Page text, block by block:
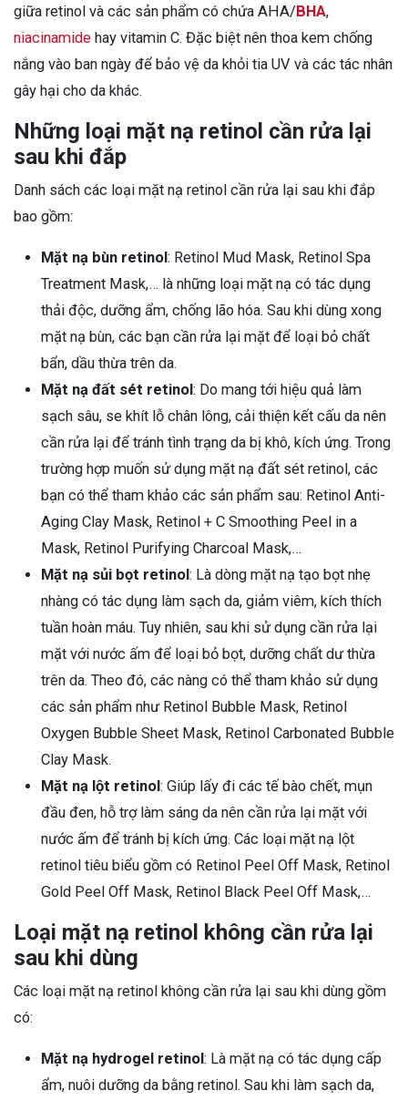
giữa retinol và các sản phẩm có chứa AHA/BHA,
niacinamide hay vitamin C. Đặc biệt nên thoa kem chống
nắng vào ban ngày để bảo vệ da khỏi tia UV và các tác nhân
gây hại cho da khác.
Những loại mặt nạ retinol cần rửa lại
sau khi đắp
Danh sách các loại mặt nạ retinol cần rửa lại sau khi đắp
bao gồm:
Mặt nạ bùn retinol : Retinol Mud Mask, Retinol Spa
Treatment Mask,… là những loại mặt nạ có tác dụng
thải độc, dưỡng ẩm, chống lão hóa. Sau khi dùng xong
mặt nạ bùn, các bạn cần rửa lại mặt để loại bỏ chất
bẩn, dầu thừa trên da.
Mặt nạ đất sét retinol : Do mang tới hiệu quả làm
sạch sâu, se khít lỗ chân lông, cải thiện kết cấu da nên
cần rửa lại để tránh tình trạng da bị khô, kích ứng. Trong
trường hợp muốn sử dụng mặt nạ đất sét retinol, các
bạn có thể tham khảo các sản phẩm sau: Retinol Anti-
Aging Clay Mask, Retinol + C Smoothing Peel in a
Mask, Retinol Purifying Charcoal Mask,…
Mặt nạ sủi bọt retinol : Là dòng mặt nạ tạo bọt nhẹ
nhàng có tác dụng làm sạch da, giảm viêm, kích thích
tuần hoàn máu. Tuy nhiên, sau khi sử dụng cần rửa lại
mặt với nước ấm để loại bỏ bọt, dưỡng chất dư thừa
trên da. Theo đó, các nàng có thể tham khảo sử dụng
các sản phẩm như Retinol Bubble Mask, Retinol
Oxygen Bubble Sheet Mask, Retinol Carbonated Bubble
Clay Mask.
Mặt nạ lột retinol : Giúp lấy đi các tế bào chết, mụn
đầu đen, hỗ trợ làm sáng da nên cần rửa lại mặt với
nước ấm để tránh bị kích ứng. Các loại mặt nạ lột
retinol tiêu biểu gồm có Retinol Peel Off Mask, Retinol
Gold Peel Off Mask, Retinol Black Peel Off Mask,…
Loại mặt nạ retinol không cần rửa lại
sau khi dùng
Các loại mặt nạ retinol không cần rửa lại sau khi dùng gồm
có:
Mặt nạ hydrogel retinol : Là mặt nạ có tác dụng cấp
ẩm, nuôi dưỡng da bằng retinol. Sau khi làm sạch da,